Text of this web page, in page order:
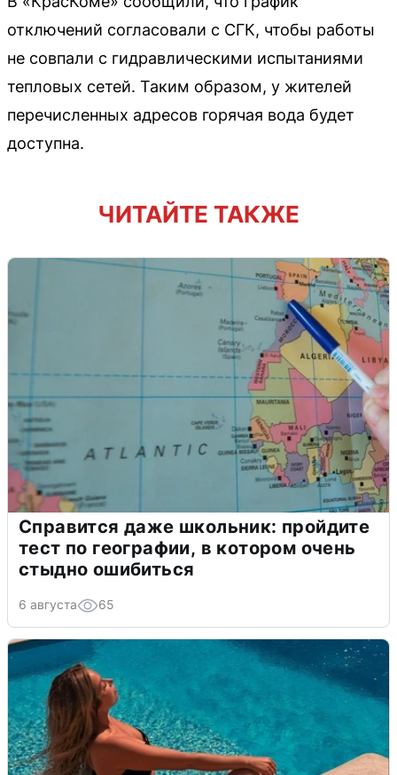
отключений согласовали с СГК, чтобы работы
не совпали с гидравлическими испытаниями
тепловых сетей. Таким образом, у жителей
перечисленных адресов горячая вода будет
доступна.
ЧИТАЙТЕ ТАКЖЕ
Справится даже школьник: пройдите
тест по географии, в котором очень
стыдно ошибиться
6 августа 65